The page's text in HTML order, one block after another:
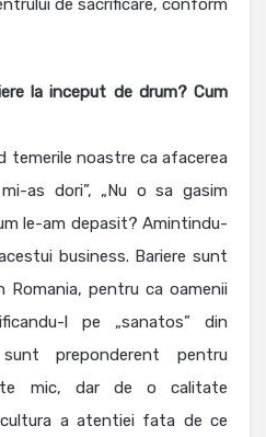
de sacrificare, conform
la inceput de drum? Cum
temerile noastre ca afacerea
as dori”, „Nu o sa gasim
le-am depasit? Amintindu-
business. Bariere sunt
Romania, pentru ca oamenii
l pe „sanatos” din
preponderent pentru
mic, dar de o calitate
a atentiei fata de ce